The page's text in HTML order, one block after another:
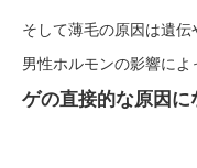
そして薄毛の原因は遺伝
男性ホルモンの影響によ
ゲの直接的な原因